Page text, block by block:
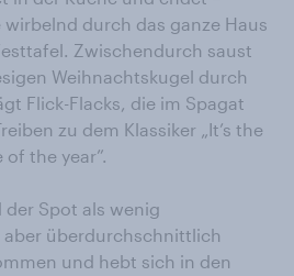
durch das ganze Haus
Zwischendurch saust
Weihnachtskugel durch
Flick-Flacks, die im Spagat
zu dem Klassiker „It’s the
the year”.
der Spot als wenig
überdurchschnittlich
und hebt sich in den